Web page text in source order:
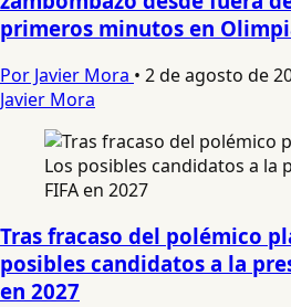
primeros minutos en
Por Javier Mora • 2 de agosto de
Javier Mora
Tras fracaso del polémico
posibles candidatos a la
en 2027